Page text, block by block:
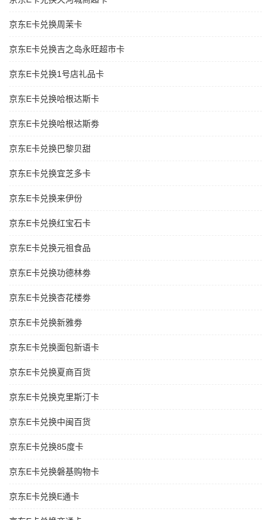
京东E卡兑换周茉卡
京东E卡兑换吉之岛永旺超市卡
京东E卡兑换1号店礼品卡
京东E卡兑换哈根达斯卡
京东E卡兑换哈根达斯劵
京东E卡兑换巴黎贝甜
京东E卡兑换宜芝多卡
京东E卡兑换来伊份
京东E卡兑换红宝石卡
京东E卡兑换元祖食品
京东E卡兑换功德林劵
京东E卡兑换杏花楼劵
京东E卡兑换新雅劵
京东E卡兑换面包新语卡
京东E卡兑换夏商百货
京东E卡兑换克里斯汀卡
京东E卡兑换中闽百货
京东E卡兑换85度卡
京东E卡兑换磐基购物卡
京东E卡兑换E通卡